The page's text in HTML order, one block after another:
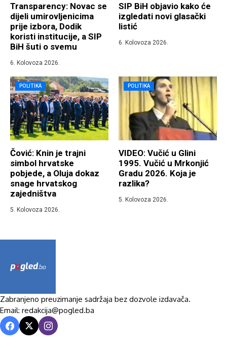
Transparency: Novac se
dijeli umirovljenicima
prije izbora, Dodik
koristi institucije, a SIP
BiH šuti o svemu
6. Kolovoza 2026.
SIP BiH objavio kako će
izgledati novi glasački
listić
6. Kolovoza 2026.
POLITIKA
Čović: Knin je trajni
simbol hrvatske
pobjede, a Oluja dokaz
snage hrvatskog
zajedništva
5. Kolovoza 2026.
POLITIKA
VIDEO: Vučić u Glini
1995. Vučić u Mrkonjić
Gradu 2026. Koja je
razlika?
5. Kolovoza 2026.
Zabranjeno preuzimanje sadržaja bez dozvole izdavača.
Email: redakcija@pogled.ba